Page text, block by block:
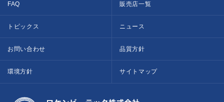
FAQ 販売店一覧
トピックス ニュース
お問い合わせ 品質方針
環境方針 サイトマップ